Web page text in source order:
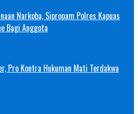
Narkoba, Sipropam Polres Kapuas
Bagi Anggota
Pro Kontra Hukuman Mati Terdakwa